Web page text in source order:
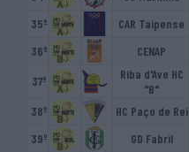
35º
CAR Taipense
36º
CENAP
37º
Riba d'Ave HC
"B"
38º
HC Paço de Rei
39º
GD Fabril